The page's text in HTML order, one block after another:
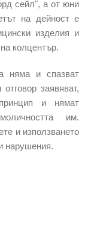
сейл", а от юни
на дейност е
изделия и
колцентър.
няма и спазват
заявяват,
и нямат
им.
и използването
нарушения.